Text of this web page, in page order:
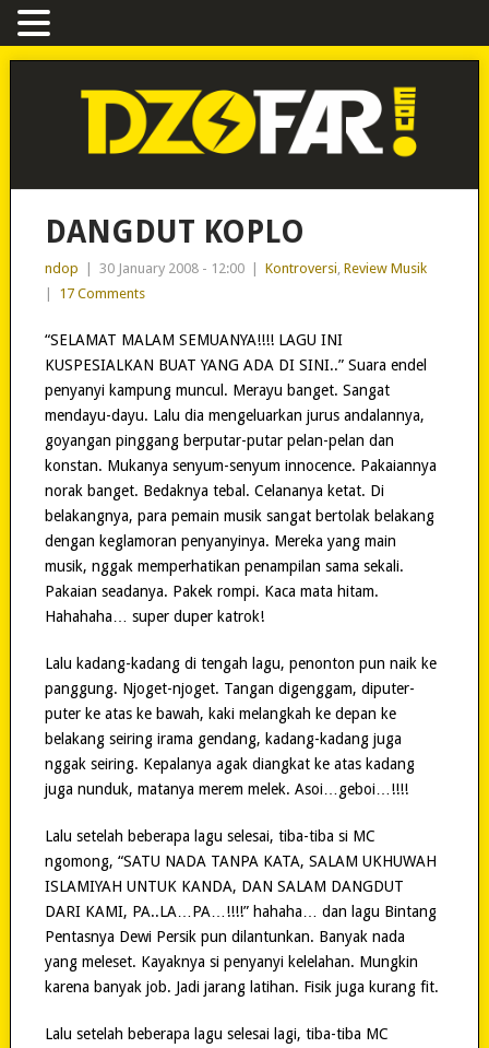
DANGDUT KOPLO
ndop 30 January 2008 - 12:00 Kontroversi Review Musik
17 Comments
“SELAMAT MALAM SEMUANYA!!!! LAGU INI
KUSPESIALKAN BUAT YANG ADA DI SINI..” Suara endel
penyanyi kampung muncul. Merayu banget. Sangat
mendayu-dayu. Lalu dia mengeluarkan jurus andalannya,
goyangan pinggang berputar-putar pelan-pelan dan
konstan. Mukanya senyum-senyum innocence. Pakaiannya
norak banget. Bedaknya tebal. Celananya ketat. Di
belakangnya, para pemain musik sangat bertolak belakang
dengan keglamoran penyanyinya. Mereka yang main
musik, nggak memperhatikan penampilan sama sekali.
Pakaian seadanya. Pakek rompi. Kaca mata hitam.
Hahahaha… super duper katrok!
Lalu kadang-kadang di tengah lagu, penonton pun naik ke
panggung. Njoget-njoget. Tangan digenggam, diputer-
puter ke atas ke bawah, kaki melangkah ke depan ke
belakang seiring irama gendang, kadang-kadang juga
nggak seiring. Kepalanya agak diangkat ke atas kadang
juga nunduk, matanya merem melek. Asoi…geboi…!!!!
Lalu setelah beberapa lagu selesai, tiba-tiba si MC
ngomong, “SATU NADA TANPA KATA, SALAM UKHUWAH
ISLAMIYAH UNTUK KANDA, DAN SALAM DANGDUT
DARI KAMI, PA..LA…PA…!!!!” hahaha… dan lagu Bintang
Pentasnya Dewi Persik pun dilantunkan. Banyak nada
yang meleset. Kayaknya si penyanyi kelelahan. Mungkin
karena banyak job. Jadi jarang latihan. Fisik juga kurang fit.
Lalu setelah beberapa lagu selesai lagi, tiba-tiba MC